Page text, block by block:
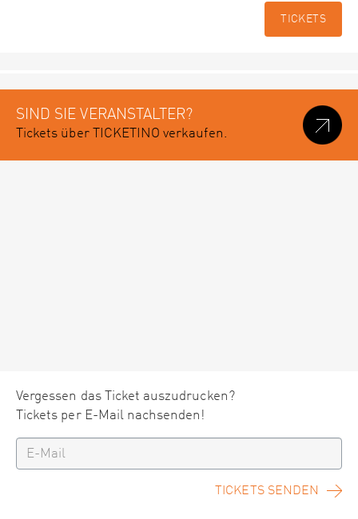
TICKETS
SIND SIE VERANSTALTER?
Tickets über TICKETINO verkaufen.
Vergessen das Ticket auszudrucken?
Tickets per E-Mail nachsenden!
TICKETS SENDEN